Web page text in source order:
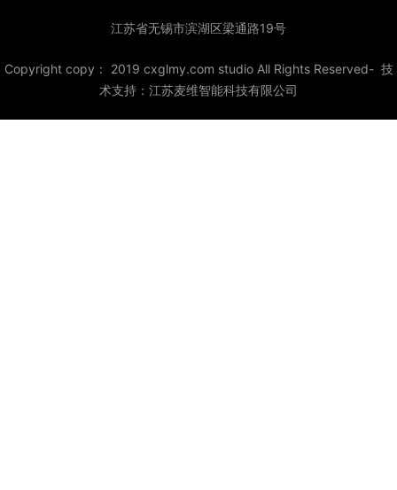
江苏省无锡市滨湖区梁通路19号
Copyright copy： 2019 cxglmy.com studio All Rights Reserved- 技
术支持： 江苏麦维智能科技有限公司